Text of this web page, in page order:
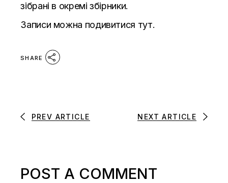
зібрані в окремі збірники.
Записи можна подивитися тут.
SHARE
PREV ARTICLE NEXT ARTICLE
POST A COMMENT